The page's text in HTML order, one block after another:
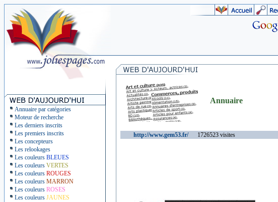
Annuaire par catégories
Moteur de recherche
Les derniers inscrits
Les premiers inscrits
Les concepteurs
Les relookages
Les couleurs BLEUES
Les couleurs VERTES
Les couleurs ROUGES
Les couleurs MARRON
Les couleurs ROSES
Les couleurs JAUNES
Annuaire
http://www.gem53.fr/1726523 visites